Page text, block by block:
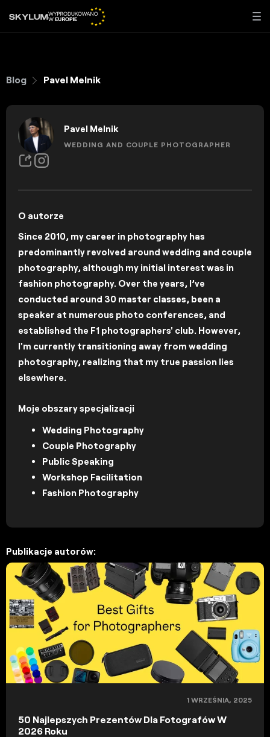
Blog Pavel Melnik
Pavel Melnik
WEDDING AND COUPLE PHOTOGRAPHER
O autorze
Since 2010, my career in photography has
predominantly revolved around wedding and couple
photography, although my initial interest was in
fashion photography. Over the years, I’ve
conducted around 30 master classes, been a
speaker at numerous photo conferences, and
established the F1 photographers' club. However,
I'm currently transitioning away from wedding
photography, realizing that my true passion lies
elsewhere.
Moje obszary specjalizacji
Wedding Photography
Couple Photography
Public Speaking
Workshop Facilitation
Fashion Photography
Publikacje autorów:
1 WRZEŚNIA, 2025
50 Najlepszych Prezentów Dla Fotografów W
2026 Roku